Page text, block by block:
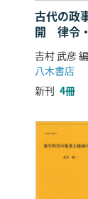
古代の政
開 律令
係
吉村 武彦
八木書店
新刊 4冊